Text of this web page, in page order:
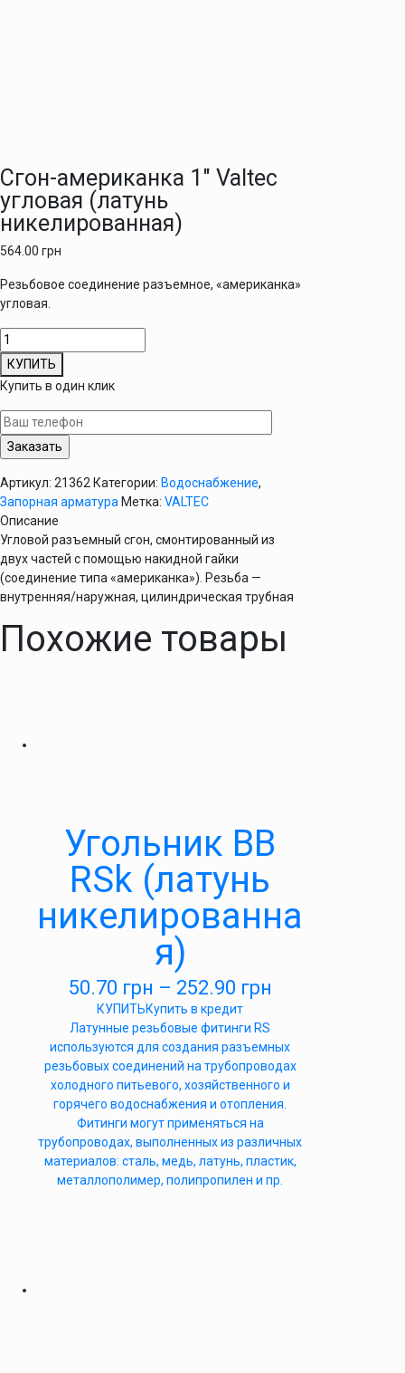
Сгон-американка 1″ Valtec
угловая (латунь
никелированная)
564.00 грн
Резьбовое соединение разъемное, «американка»
угловая.
Количество
товара
Сгон-
американка
1"
Valtec
угловая
никелированная)
КУПИТЬ
Купить в один клик
Артикул: 21362 Категории: Водоснабжение,
Запорная арматура Метка: VALTEC
Описание
Угловой разъемный сгон, смонтированный из
двух частей с помощью накидной гайки
(соединение типа «американка»). Резьба —
внутренняя/наружная, цилиндрическая трубная
Похожие товары
Угольник ВВ
RSk (латунь
никелированна
я)
50.70 грн – 252.90 грн
КУПИТЬКупить в кредит
Латунные резьбовые фитинги RS
используются для создания разъемных
резьбовых соединений на трубопроводах
холодного питьевого, хозяйственного и
горячего водоснабжения и отопления.
Фитинги могут применяться на
трубопроводах, выполненных из различных
материалов: сталь, медь, латунь, пластик,
металлополимер, полипропилен и пр.